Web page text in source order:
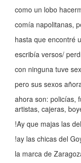
como un lobo
comía napolitanas,
hasta que encontré
escribía versos/
con ninguna tuve
pero sus sexos
ahora son: policías,
artistas, cajeras,
!Ay que majas las
!ay las chicas del
la marca de